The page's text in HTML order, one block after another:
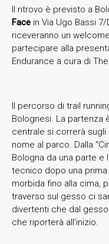
Il ritrovo è previsto a
Face in Via Ugo Bassi 7/
riceveranno un
partecipare alla
Endurance a cura di
Il percorso di trail
Bolognesi. La partenza
centrale si correrà
nome al parco. Dalla
Bologna da una parte e
tecnico dopo una
morbida fino alla cima,
traverso sul gesso ci
divertenti che dal
che riporterà all’inizio.